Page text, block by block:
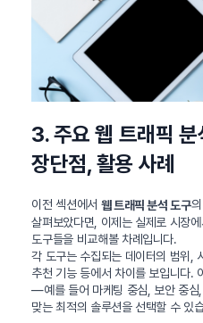
3. 주요 웹 트래픽
장단점, 활용 사례
이전 섹션에서 웹 트래픽 분석 도구
살펴보았다면, 이제는 실제로 시장
도구들을 비교해볼 차례입니다.
각 도구는 수집되는 데이터의 범위,
추천 기능 등에서 차이를 보입니다.
—예를 들어 마케팅 중심, 보안 중
맞는 최적의 솔루션을 선택할 수 있